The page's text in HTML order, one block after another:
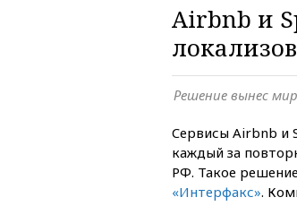
Airbnb и
Решение вынес
Cервисы Airbnb и
каждый за
РФ. Такое
«Интерфакс».